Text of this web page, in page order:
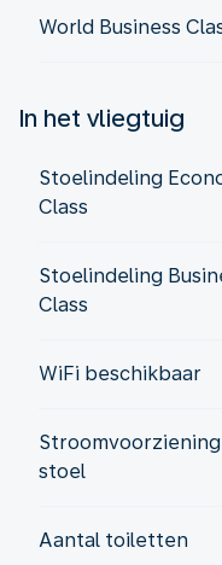
World Business
In het vliegtuig
Stoelindeling
Class
Stoelindeling
Class
WiFi beschikbaar
Stroomvoorziening
stoel
Aantal toiletten